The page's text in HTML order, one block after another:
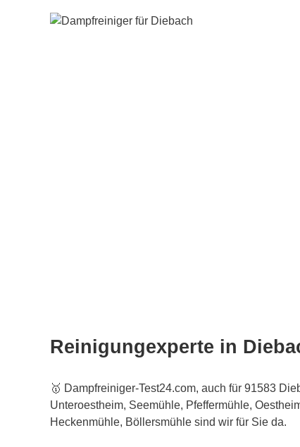
Reinigungexperte in
🥇 Dampfreiniger-Test24.com, auch für 91583
Unteroestheim, Seemühle, Pfeffermühle,
Heckenmühle, Böllersmühle sind wir für Sie da.